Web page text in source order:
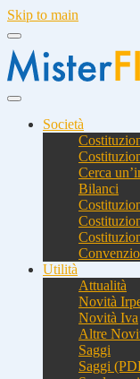
Skip to main
Società
Cerca
Bilanci
Utilità
Attualità
Novità
Novità Iva
Altre
Saggi
Saggi